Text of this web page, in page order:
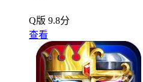
Q版 9.8分
查看